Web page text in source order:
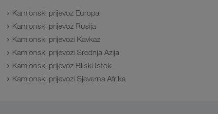
Kamionski prijevoz Europa
Kamionski prijevoz Rusija
Kamionski prijevozi Kavkaz
Kamionski prijevozi Srednja Azija
Kamionski prijevoz Bliski Istok
Kamionski prijevozi Sjeverna Afrika